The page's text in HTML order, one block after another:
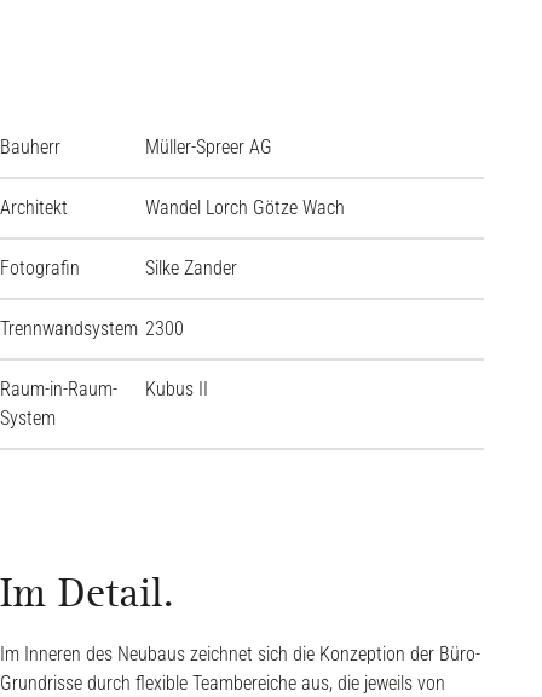
Bauherr Müller-Spreer AG
Architekt Wandel Lorch Götze Wach
Fotografin Silke Zander
Trennwandsystem 2300
Raum-in-Raum-
System
Kubus II
Im Detail.
Im Inneren des Neubaus zeichnet sich die Konzeption der Büro-
Grundrisse durch flexible Teambereiche aus, die jeweils von